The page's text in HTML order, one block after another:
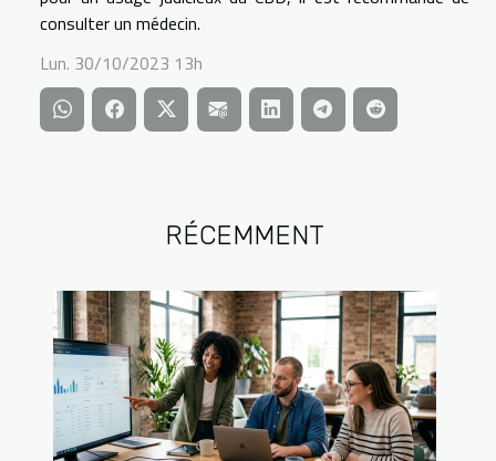
RÉCEMMENT
consulter un médecin.
Lun. 30/10/2023 13h